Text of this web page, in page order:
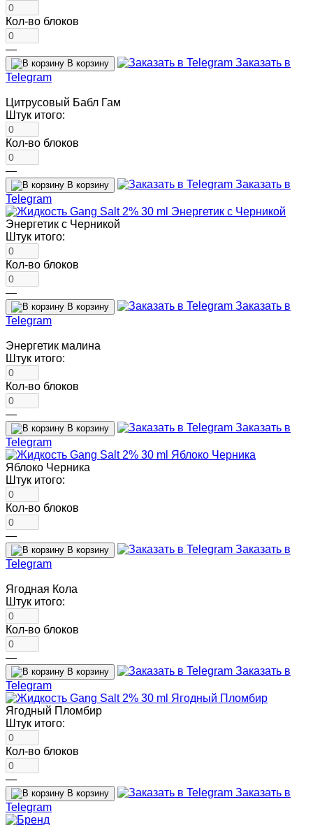
Кол-во блоков
—
В корзину
Заказать в
Telegram
Цитрусовый Бабл Гам
Штук итого:
Кол-во блоков
—
В корзину
Заказать в
Telegram
Энергетик с Черникой
Штук итого:
Кол-во блоков
—
В корзину
Заказать в
Telegram
Энергетик малина
Штук итого:
Кол-во блоков
—
В корзину
Заказать в
Telegram
Яблоко Черника
Штук итого:
Кол-во блоков
—
В корзину
Заказать в
Telegram
Ягодная Кола
Штук итого:
Кол-во блоков
—
В корзину
Заказать в
Telegram
Ягодный Пломбир
Штук итого:
Кол-во блоков
—
В корзину
Заказать в
Telegram